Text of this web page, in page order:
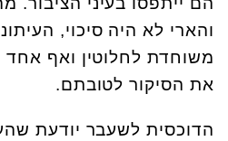
והארי לא היה סיכוי,
משוחדת לחלוטין ואף אחד
את הסיקור לטובתם.
הדוכסית לשעבר יודעת